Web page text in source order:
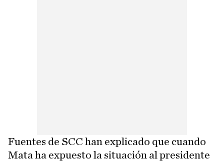
Fuentes de SCC han explicado que cuando
Mata ha expuesto la situación al presidente